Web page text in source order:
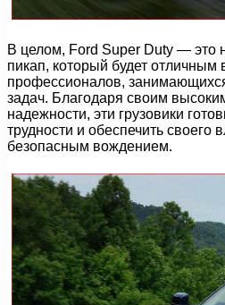
В целом, Ford Super Duty —
пикап, который будет
профессионалов,
задач. Благодаря своим
надежности, эти грузовики
трудности и обеспечить
безопасным вождением.